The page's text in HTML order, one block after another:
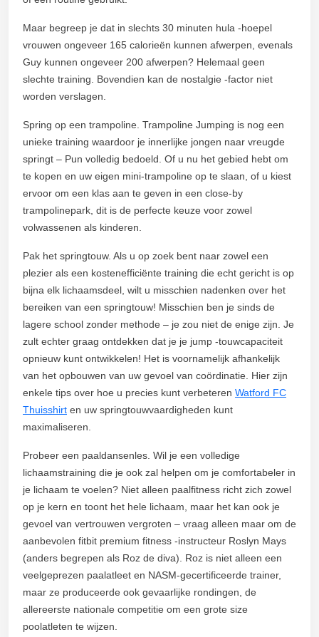
Maar begreep je dat in slechts 30 minuten hula -hoepel
vrouwen ongeveer 165 calorieën kunnen afwerpen, evenals
Guy kunnen ongeveer 200 afwerpen? Helemaal geen
slechte training. Bovendien kan de nostalgie -factor niet
worden verslagen.
Spring op een trampoline. Trampoline Jumping is nog een
unieke training waardoor je innerlijke jongen naar vreugde
springt – Pun volledig bedoeld. Of u nu het gebied hebt om
te kopen en uw eigen mini-trampoline op te slaan, of u kiest
ervoor om een klas aan te geven in een close-by
trampolinepark, dit is de perfecte keuze voor zowel
volwassenen als kinderen.
Pak het springtouw. Als u op zoek bent naar zowel een
plezier als een kostenefficiënte training die echt gericht is op
bijna elk lichaamsdeel, wilt u misschien nadenken over het
bereiken van een springtouw! Misschien ben je sinds de
lagere school zonder methode – je zou niet de enige zijn. Je
zult echter graag ontdekken dat je je jump -touwcapaciteit
opnieuw kunt ontwikkelen! Het is voornamelijk afhankelijk
van het opbouwen van uw gevoel van coördinatie. Hier zijn
enkele tips over hoe u precies kunt verbeteren Watford FC
Thuisshirt en uw springtouwvaardigheden kunt
maximaliseren.
Probeer een paaldansenles. Wil je een volledige
lichaamstraining die je ook zal helpen om je comfortabeler in
je lichaam te voelen? Niet alleen paalfitness richt zich zowel
op je kern en toont het hele lichaam, maar het kan ook je
gevoel van vertrouwen vergroten – vraag alleen maar om de
aanbevolen fitbit premium fitness -instructeur Roslyn Mays
(anders begrepen als Roz de diva). Roz is niet alleen een
veelgeprezen paalatleet en NASM-gecertificeerde trainer,
maar ze produceerde ook gevaarlijke rondingen, de
allereerste nationale competitie om een grote size
poolatleten te wijzen.